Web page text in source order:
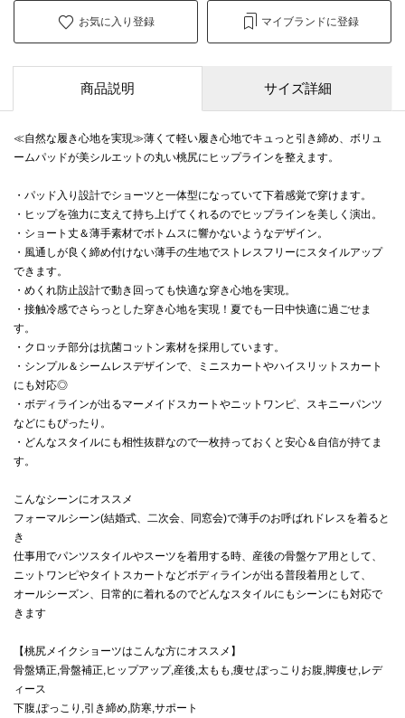
お気に入り登録 マイブランドに登録
商品説明 サイズ詳細
≪自然な履き心地を実現≫薄くて軽い履き心地でキュっと引き締め、ボリュ
ームパッドが美シルエットの丸い桃尻にヒップラインを整えます。
・パッド入り設計でショーツと一体型になっていて下着感覚で穿けます。
・ヒップを強力に支えて持ち上げてくれるのでヒップラインを美しく演出。
・ショート丈＆薄手素材でボトムスに響かないようなデザイン。
・風通しが良く締め付けない薄手の生地でストレスフリーにスタイルアップ
できます。
・めくれ防止設計で動き回っても快適な穿き心地を実現。
・接触冷感でさらっとした穿き心地を実現！夏でも一日中快適に過ごせま
す。
・クロッチ部分は抗菌コットン素材を採用しています。
・シンプル＆シームレスデザインで、ミニスカートやハイスリットスカート
にも対応◎
・ボディラインが出るマーメイドスカートやニットワンピ、スキニーパンツ
などにもぴったり。
・どんなスタイルにも相性抜群なので一枚持っておくと安心＆自信が持てま
す。
こんなシーンにオススメ
フォーマルシーン(結婚式、二次会、同窓会)で薄手のお呼ばれドレスを着ると
き
仕事用でパンツスタイルやスーツを着用する時、産後の骨盤ケア用として、
ニットワンピやタイトスカートなどボディラインが出る普段着用として、
オールシーズン、日常的に着れるのでどんなスタイルにもシーンにも対応で
きます
【桃尻メイクショーツはこんな方にオススメ】
骨盤矯正,骨盤補正,ヒップアップ,産後,太もも,痩せ,ぽっこりお腹,脚痩せ,レデ
ィース
下腹,ぽっこり,引き締め,防寒,サポート